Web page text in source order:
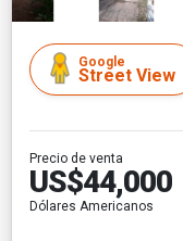
Google
Street View
Precio de venta
US$44,000
Dólares Americanos